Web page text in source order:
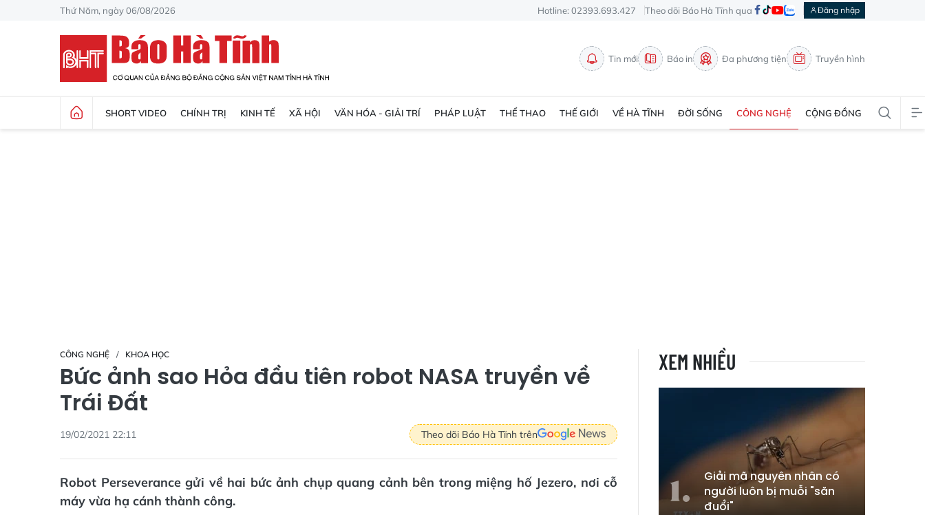
Thứ Năm, ngày 06/08/2026 Hotline: 02393.693.427 Theo dõi Báo Hà Tĩnh qua Đăng nhập
Tin mới Báo in Đa phương tiện Truyền hình
SHORT VIDEO CHÍNH TRỊ KINH TẾ XÃ HỘI VĂN HÓA - GIẢI TRÍ PHÁP LUẬT THỂ THAO THẾ GIỚI VỀ HÀ TĨNH ĐỜI SỐNG CÔNG NGHỆ CỘNG ĐỒNG
CÔNG NGHỆ KHOA HỌC
Bức ảnh sao Hỏa đầu tiên robot NASA truyền về
Trái Đất
19/02/2021 22:11 Theo dõi Báo Hà Tĩnh trên
Robot Perseverance gửi về hai bức ảnh chụp quang cảnh bên trong miệng hố Jezero, nơi cỗ
máy vừa hạ cánh thành công.
XEM NHIỀU
Giải mã nguyên nhân có
người luôn bị muỗi "săn
đuổi"